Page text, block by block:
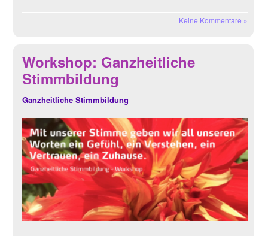
Keine Kommentare »
Workshop: Ganzheitliche
Stimmbildung
Ganzheitliche Stimmbildung